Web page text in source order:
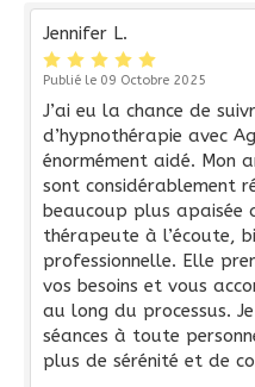
Jennifer L.
Publié le 09 Octobre 2025
J’ai eu la chance de
d’hypnothérapie avec
énormément aidé. Mon
sont considérablement
beaucoup plus apaisée
thérapeute à l’écoute,
professionnelle. Elle
vos besoins et vous
au long du processus.
séances à toute
plus de sérénité et de